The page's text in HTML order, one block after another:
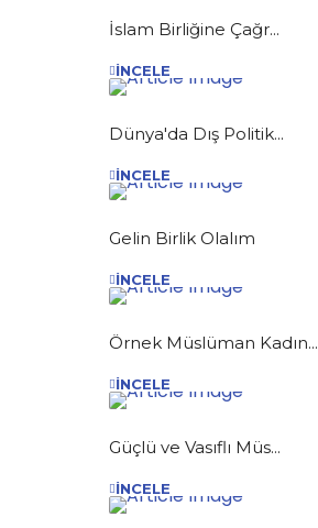
İslam Birliğine Çağr...
İNCELE
Dünya'da Dış Politik...
İNCELE
Gelin Birlik Olalım
İNCELE
Örnek Müslüman Kadın...
İNCELE
Güçlü ve Vasıflı Müs...
İNCELE